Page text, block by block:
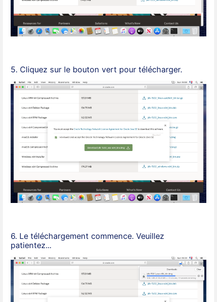
5. Cliquez sur le bouton vert pour télécharger.
6. Le téléchargement commence. Veuillez
patientez...